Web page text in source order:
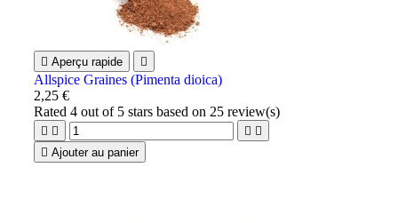
 Aperçu rapide 
Allspice Graines (Pimenta dioica)
2,25 €
Rated4 out of 5 stars based on 25 review(s)
   
 Ajouter au panier